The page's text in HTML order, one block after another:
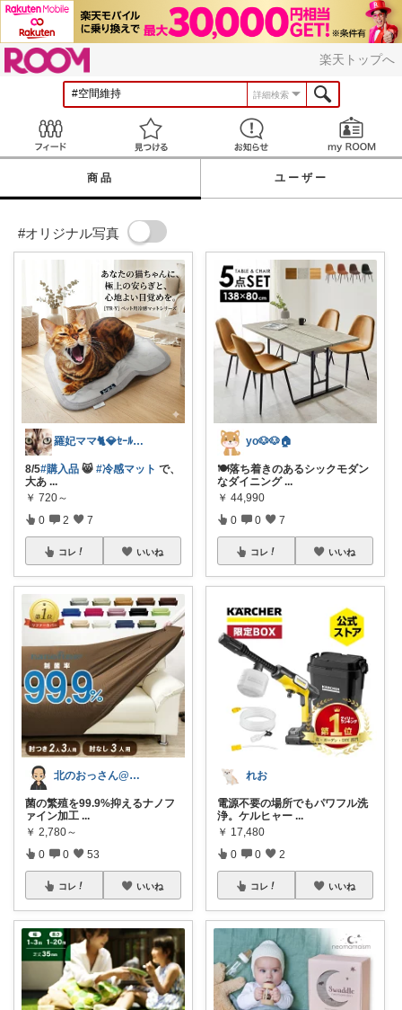
楽天トップへ
詳細検索
見つける お知らせ
商品 ユーザー
#オリジナル写真
羅妃ママ🐈💎ｾｰﾙは毎回完走🏃
8/5#購入品 😸 #冷感マット で、
大あ ...
￥ 720～
0 2 7
コレ いいね
北のおっさん@ガジェット好き
菌の繁殖を99.9%抑えるナノフ
ァイン加工 ...
￥ 2,780～
0 0 53
コレ いいね
yo🐶🐶🏠
🍽️落ち着きのあるシックモダン
なダイニング ...
￥ 44,990
0 0 7
コレ いいね
れお
電源不要の場所でもパワフル洗
浄。ケルヒャー ...
￥ 17,480
0 0 2
コレ いいね